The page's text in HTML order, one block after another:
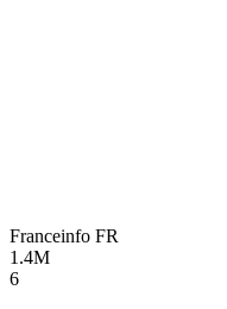
Franceinfo FR
1.4M
6